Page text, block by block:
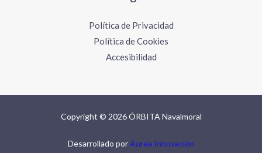
Política de Privacidad
Política de Cookies
Accesibilidad
Copyright © 2026 ÓRBITA Navalmoral
Desarrollado porAurea Innovación